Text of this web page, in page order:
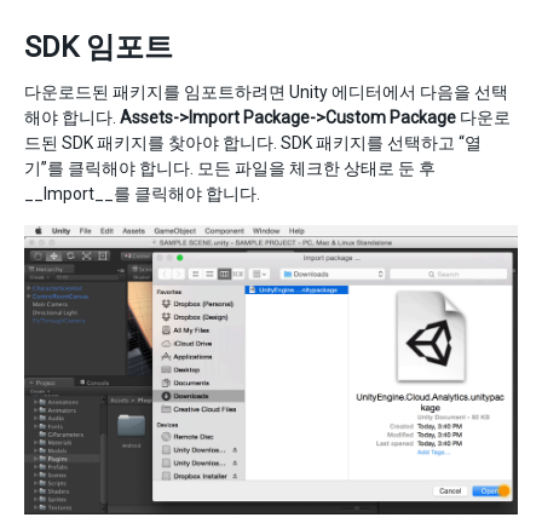
SDK 임포트
다운로드된 패키지를 임포트하려면 Unity 에디터에서 다음을 선택
해야 합니다. Assets->Import Package->Custom Package 다운로
드된 SDK 패키지를 찾아야 합니다. SDK 패키지를 선택하고 “열
기”를 클릭해야 합니다. 모든 파일을 체크한 상태로 둔 후
__Import__를 클릭해야 합니다.